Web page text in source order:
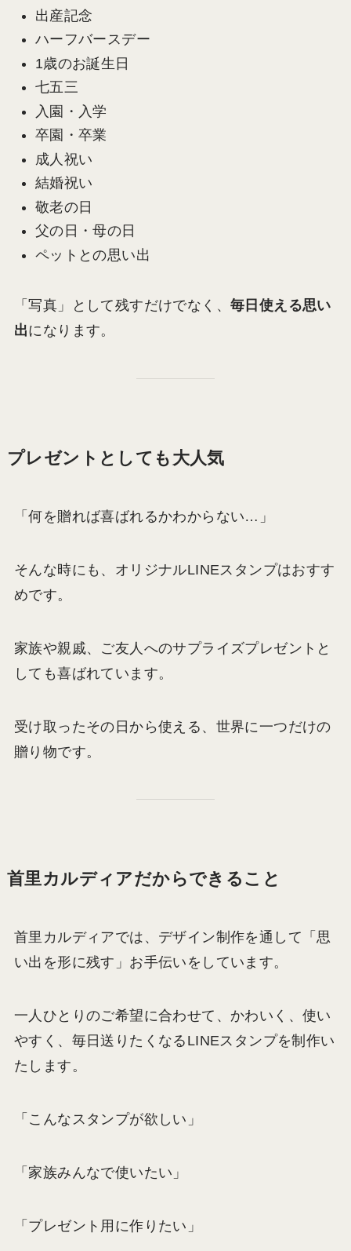
出産記念
ハーフバースデー
1歳のお誕生日
七五三
入園・入学
卒園・卒業
成人祝い
結婚祝い
敬老の日
父の日・母の日
ペットとの思い出
「写真」として残すだけでなく、 毎日使える思い
出になります。
プレゼントとしても大人気
「何を贈れば喜ばれるかわからない…」
そんな時にも、オリジナルLINEスタンプはおすす
めです。
家族や親戚、ご友人へのサプライズプレゼントと
しても喜ばれています。
受け取ったその日から使える、世界に一つだけの
贈り物です。
首里カルディアだからできること
首里カルディアでは、デザイン制作を通して「思
い出を形に残す」お手伝いをしています。
一人ひとりのご希望に合わせて、かわいく、使い
やすく、毎日送りたくなるLINEスタンプを制作い
たします。
「こんなスタンプが欲しい」
「家族みんなで使いたい」
「プレゼント用に作りたい」